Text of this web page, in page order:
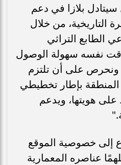
بلازا في دعم
التاريخية، من خلال
الطابع التراثي
نفسه سهولة الوصول
ونحرص على أن تلتزم
بإطار تخطيطي
هويتها، ويدعم
إلى خصوصية الموقع
عناصره المعمارية